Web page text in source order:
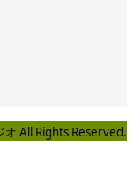
All Rights Reserved.